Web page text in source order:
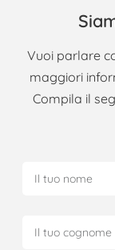
Vuoi parlare
maggiori
Compila il